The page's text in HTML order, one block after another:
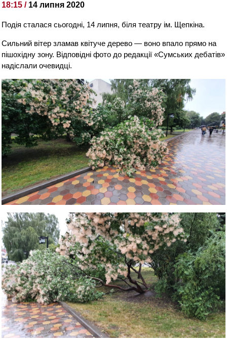
18:15 / 14 липня 2020
Подія сталася сьогодні, 14 липня, біля театру ім. Щепкіна.
Сильний вітер зламав квітуче дерево — воно впало прямо на
пішохідну зону. Відповідні фото до редакції «Сумських дебатів»
надіслали очевидці.